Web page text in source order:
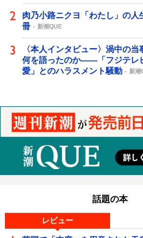
肉乃小路ニクヨ「わたし」の人
冊
新潮QUE
〈本人インタビュー〉渦中の
何を語ったのか――「フジテレ
愛」とのハラスメント騒動
新潮
話題の本
レビュー